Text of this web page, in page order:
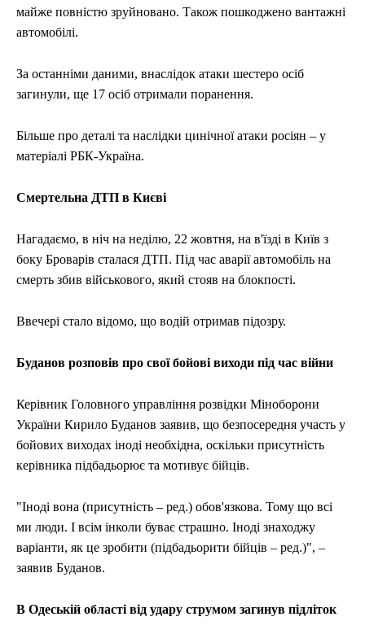
майже повністю зруйновано. Також пошкоджено вантажні
автомобілі.
За останніми даними, внаслідок атаки шестеро осіб
загинули, ще 17 осіб отримали поранення.
Більше про деталі та наслідки цинічної атаки росіян – у
матеріалі РБК-Україна.
Смертельна ДТП в Києві
Нагадаємо, в ніч на неділю, 22 жовтня, на в'їзді в Київ з
боку Броварів сталася ДТП. Під час аварії автомобіль на
смерть збив військового, який стояв на блокпості.
Ввечері стало відомо, що водій отримав підозру.
Буданов розповів про свої бойові виходи під час війни
Керівник Головного управління розвідки Міноборони
України Кирило Буданов заявив, що безпосередня участь у
бойових виходах іноді необхідна, оскільки присутність
керівника підбадьорює та мотивує бійців.
"Іноді вона (присутність – ред.) обов'язкова. Тому що всі
ми люди. І всім інколи буває страшно. Іноді знаходжу
варіанти, як це зробити (підбадьорити бійців – ред.)", –
заявив Буданов.
В Одеській області від удару струмом загинув підліток